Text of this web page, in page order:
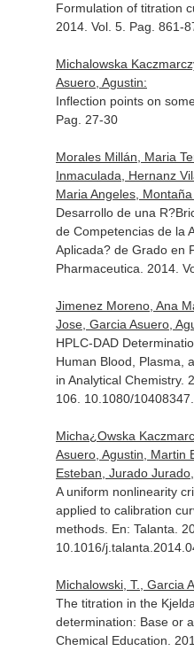
Formulation of titration
2014. Vol. 5. Pag. 861-
Michalowska
Asuero, Agustin:
Inflection points on
Pag. 27-30
Morales Millán, Maria
Inmaculada, Hernanz
Maria Angeles,
Desarrollo de una
de Competencias de la
Aplicada? de Grado en
Pharmaceutica . 2014.
Jimenez Moreno, Ana
Jose, Garcia Asuero,
HPLC-DAD
Human Blood, Plasma,
in Analytical Chemistry.
106. 10.1080/
Micha¿Owska
Asuero, Agustin, Martin
Esteban, Jurado
A uniform nonlinearity
applied to calibration
methods. En: Talanta .
10.1016/
Michalowski, T., Garcia
The titration in the
determination: Base or
Chemical Education .